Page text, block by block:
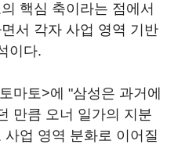
핵심 축이라는 점에서
서 각자 사업 영역 기반
이다.
마토>에 "삼성은 과거에
만큼 오너 일가의 지분
업 영역 분화로 이어질